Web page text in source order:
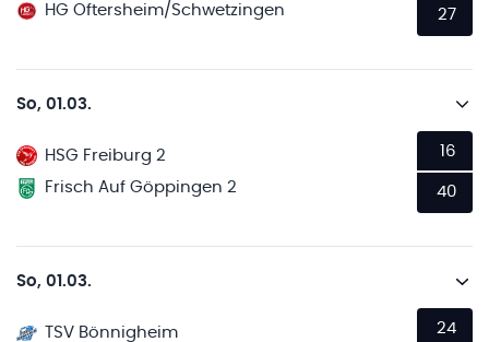
HG Oftersheim/Schwetzingen
27
So, 01.03.
HSG Freiburg 2
Frisch Auf Göppingen 2
16
40
So, 01.03.
TSV Bönnigheim
24